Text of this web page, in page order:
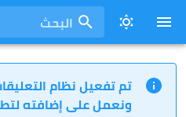
البحث
تم تفعيل نظام
ونعمل على إضافته